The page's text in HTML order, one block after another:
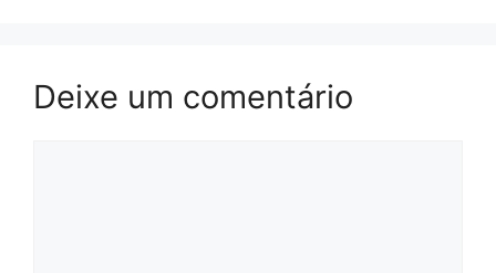
Deixe um comentário